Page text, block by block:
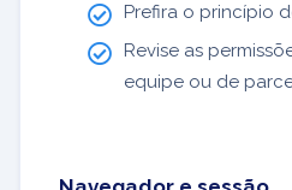
Prefira o princípio
Revise as
equipe ou de